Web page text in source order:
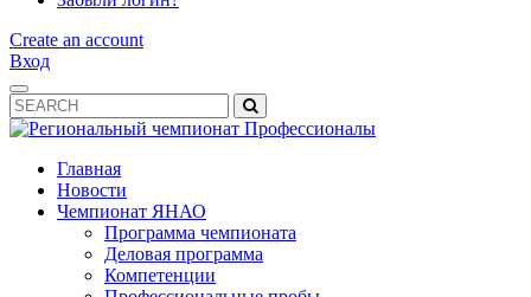
Create an account
Вход
Главная
Новости
Чемпионат ЯНАО
Программа чемпионата
Деловая программа
Компетенции